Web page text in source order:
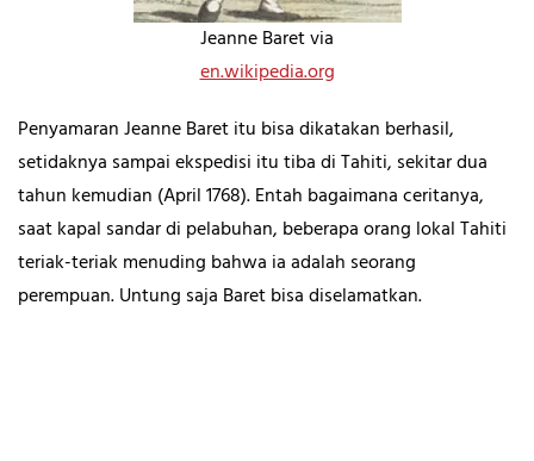
Jeanne Baret via
en.wikipedia.org
Penyamaran Jeanne Baret itu bisa dikatakan berhasil,
setidaknya sampai ekspedisi itu tiba di Tahiti, sekitar dua
tahun kemudian (April 1768). Entah bagaimana ceritanya,
saat kapal sandar di pelabuhan, beberapa orang lokal Tahiti
teriak-teriak menuding bahwa ia adalah seorang
perempuan. Untung saja Baret bisa diselamatkan.